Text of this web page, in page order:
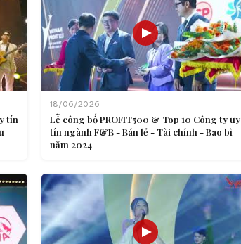
tín
18/06/2026
Lễ công bố PROFIT500 & Top 10 Công ty uy
tín ngành F&B - Bán lẻ - Tài chính - Bao bì
năm 2024